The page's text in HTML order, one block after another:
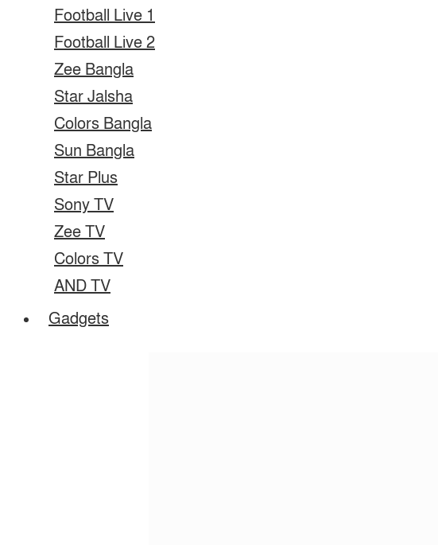
Football Live 1
Football Live 2
Zee Bangla
Star Jalsha
Colors Bangla
Sun Bangla
Star Plus
Sony TV
Zee TV
Colors TV
AND TV
Gadgets